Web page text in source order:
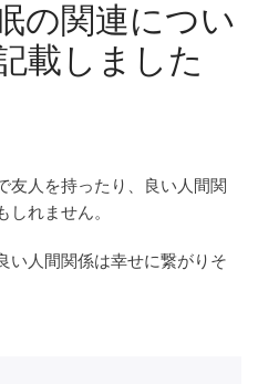
の関連につい
載しました
友人を持ったり、良い人間関
れません。
い人間関係は幸せに繋がりそ